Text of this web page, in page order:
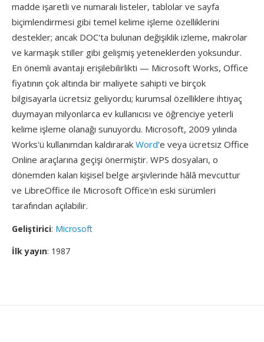
madde işaretli ve numaralı listeler, tablolar ve sayfa
biçimlendirmesi gibi temel kelime işleme özelliklerini
destekler; ancak DOC'ta bulunan değişiklik izleme, makrolar
ve karmaşık stiller gibi gelişmiş yeteneklerden yoksundur.
En önemli avantajı erişilebilirlikti — Microsoft Works, Office
fiyatının çok altında bir maliyete sahipti ve birçok
bilgisayarla ücretsiz geliyordu; kurumsal özelliklere ihtiyaç
duymayan milyonlarca ev kullanıcısı ve öğrenciye yeterli
kelime işleme olanağı sunuyordu. Microsoft, 2009 yılında
Works'ü kullanımdan kaldırarak Word'e veya ücretsiz Office
Online araçlarına geçişi önermiştir. WPS dosyaları, o
dönemden kalan kişisel belge arşivlerinde hâlâ mevcuttur
ve LibreOffice ile Microsoft Office'ın eski sürümleri
tarafından açılabilir.
Geliştirici: Microsoft
İlk yayın: 1987